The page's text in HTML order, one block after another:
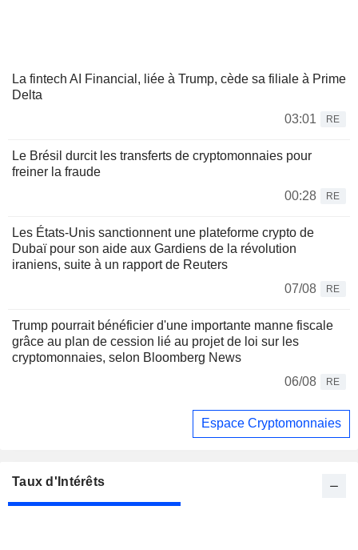
La fintech AI Financial, liée à Trump, cède sa filiale à Prime
Delta
03:01
RE
Le Brésil durcit les transferts de cryptomonnaies pour
freiner la fraude
00:28
RE
Les États-Unis sanctionnent une plateforme crypto de
Dubaï pour son aide aux Gardiens de la révolution
iraniens, suite à un rapport de Reuters
07/08
RE
Trump pourrait bénéficier d'une importante manne fiscale
grâce au plan de cession lié au projet de loi sur les
cryptomonnaies, selon Bloomberg News
06/08
RE
Espace Cryptomonnaies
Taux d'Intérêts